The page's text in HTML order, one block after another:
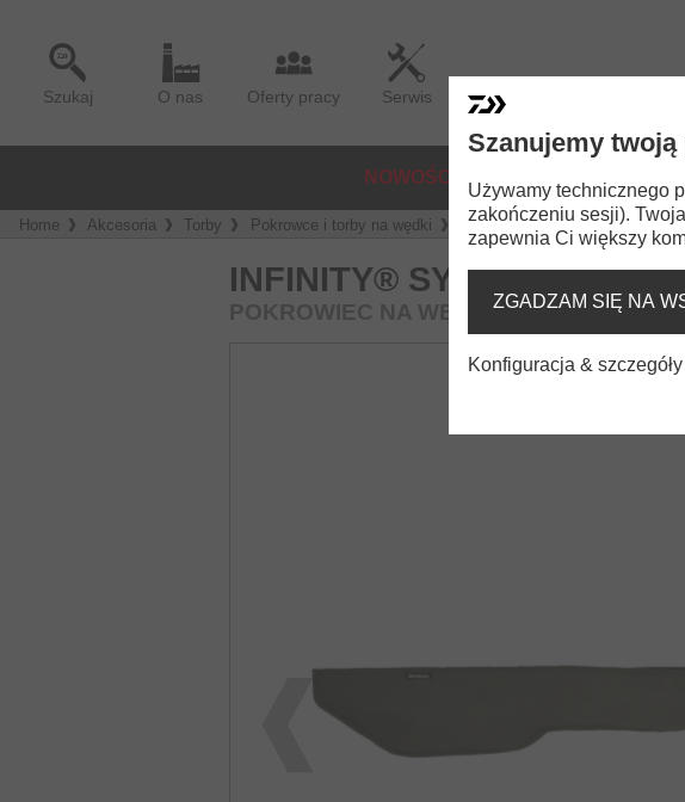
Szukaj O nas Oferty pracy Serwis
NOWOŚCI
Home Akcesoria Torby Pokrowce i torby na wędki Infinity® System Multi Length
INFINITY® SYSTEM MULTI
POKROWIEC NA WĘDKĘ KARPIOWĄ |
Szanujemy
Używamy technicznego
zakończeniu sesji).
zapewnia Ci większy
ZGADZAM SIĘ NA
Konfiguracja & szczegóły